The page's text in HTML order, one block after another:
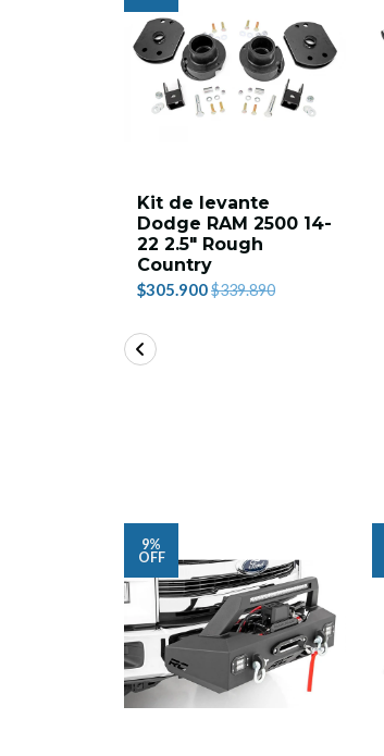
Kit de levante
Dodge RAM 2500 14-
22 2.5" Rough
Country
$305.900$339.890
9%
OFF